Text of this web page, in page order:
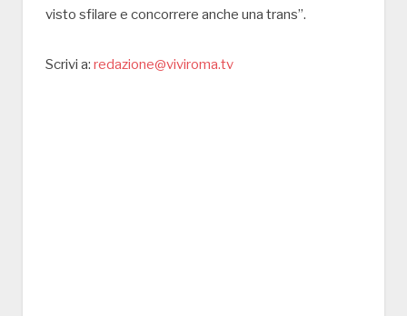
visto sfilare e concorrere anche una trans”.
Scrivi a: redazione@viviroma.tv